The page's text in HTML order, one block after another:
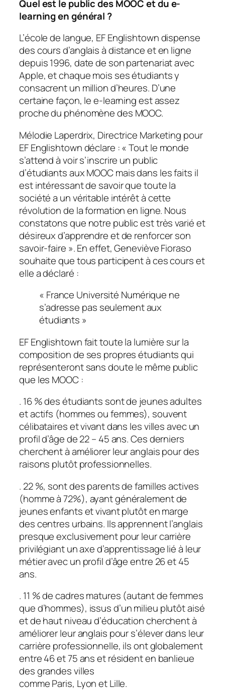
Quel est le public des MOOC et du e-
learning en général ?
L’école de langue, EF Englishtown dispense
des cours d’anglais à distance et en ligne
depuis 1996, date de son partenariat avec
Apple, et chaque mois ses étudiants y
consacrent un million d’heures. D’une
certaine façon, le e-learning est assez
proche du phénomène des MOOC.
Mélodie Laperdrix, Directrice Marketing pour
EF Englishtown déclare : «Tout le monde
s’attend à voir s’inscrire un public
d’étudiants aux MOOC mais dans les faits il
est intéressant de savoir que toute la
société a un véritable intérêt à cette
révolution de la formation en ligne. Nous
constatons que notre public est très varié et
désireux d’apprendre et de renforcer son
savoir-faire ». En effet, Geneviève Fioraso
souhaite que tous participent à ces cours et
elle a déclaré :
« France Université Numérique ne
s’adresse pas seulement aux
étudiants »
EF Englishtown fait toute la lumière sur la
composition de ses propres étudiants qui
représenteront sans doute le même public
que les MOOC :
. 16 % des étudiants sont de jeunes adultes
et actifs (hommes ou femmes), souvent
célibataires et vivant dans les villes avec un
profil d’âge de 22 – 45 ans. Ces derniers
cherchent à améliorer leur anglais pour des
raisons plutôt professionnelles.
. 22 %, sont des parents de familles actives
(homme à 72%), ayant généralement de
jeunes enfants et vivant plutôt en marge
des centres urbains. Ils apprennent l’anglais
presque exclusivement pour leur carrière
privilégiant un axe d’apprentissage lié à leur
métier avec un profil d’âge entre 26 et 45
ans.
. 11 % de cadres matures (autant de femmes
que d’hommes), issus d’un milieu plutôt aisé
et de haut niveau d’éducation cherchent à
améliorer leur anglais pour s’élever dans leur
carrière professionnelle, ils ont globalement
entre 46 et 75 ans et résident en banlieue
des grandes villes
comme Paris, Lyon et Lille.